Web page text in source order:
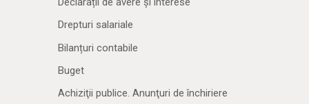
Drepturi salariale
Bilanțuri contabile
Buget
Achiziţii publice. Anunţuri de închiriere